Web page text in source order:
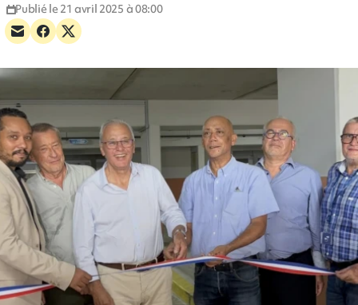
Publié le 21 avril 2025 à 08:00